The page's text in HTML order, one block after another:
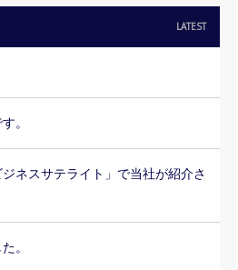
LATEST
。
ネスサテライト」で当社が紹介さ
。